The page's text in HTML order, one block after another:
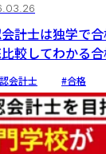
計士は独学で
較してわかる
会計士 #合格